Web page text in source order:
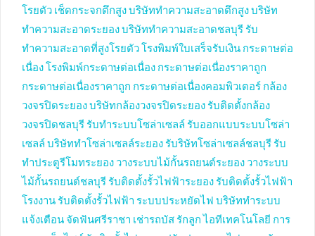
โรยตัว เช็ดกระจกตึกสูงบริษัททำความสะอาดตึกสูงบริษัท
ทำความสะอาดระยองบริษัททำความสะอาดชลบุรี รับ
ทำความสะอาดที่สูงโรยตัว โรงพิมพ์ใบเสร็จรับเงิน กระดาษต่อ
เนื่อง โรงพิมพ์กระดาษต่อเนื่อง กระดาษต่อเนื่องราคาถูก
กระดาษต่อเนื่องราคาถูก กระดาษต่อเนื่องคอมพิวเตอร์ กล้อง
วงจรปิดระยองบริษัทกล้องวงจรปิดระยอง รับติดตั้งกล้อง
วงจรปิดชลบุรี รับทำระบบโซล่าเซลล์ รับออกแบบระบบโซล่า
เซลล์ บริษัททำโซล่าเซลล์ระยอง รับริษัทโซล่าเซลล์ชลบุรี รับ
ทำประตูรีโมทระยอง วางระบบไม้กั้นรถยนต์ระยอง วางระบบ
ไม้กั้นรถยนต์ชลบุรี รับติดตั้งรั้วไฟฟ้าระยอง รับติดตั้งรั้วไฟฟ้า
โรงงาน รับติดตั้งรั้วไฟฟ้า ระบบประหยัดไฟ บริษัททำระบบ
แจ้งเตือน จัดฟันศรีราชา เช่ารถบัส รักลูก ไอทีเทคโนโลยี การ